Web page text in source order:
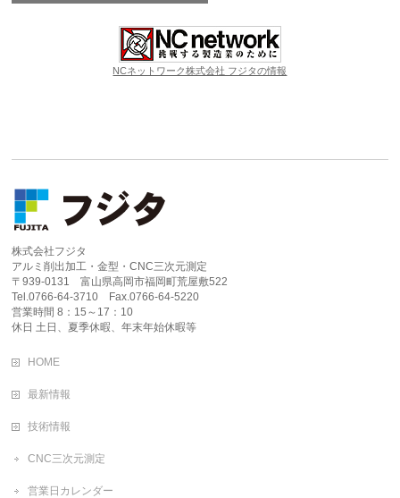
NCネットワーク株式会社 フジタの情報
株式会社フジタ
アルミ削出加工・金型・CNC三次元測定
〒939-0131 富山県高岡市福岡町荒屋敷522
Tel.0766-64-3710 Fax.0766-64-5220
営業時間 8：15～17：10
休日 土日、夏季休暇、年末年始休暇等
HOME
最新情報
技術情報
CNC三次元測定
営業日カレンダー